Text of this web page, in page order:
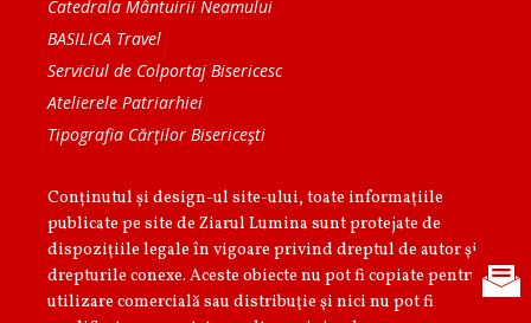
Catedrala Mântuirii Neamului
BASILICA Travel
Serviciul de Colportaj Bisericesc
Atelierele Patriarhiei
Tipografia Cărţilor Bisericeşti
Conținutul și design-ul site-ului, toate informaţiile
publicate pe site de Ziarul Lumina sunt protejate de
dispoziţiile legale în vigoare privind dreptul de autor şi
drepturile conexe. Aceste obiecte nu pot fi copiate pentru
utilizare comercială sau distribuţie şi nici nu pot fi